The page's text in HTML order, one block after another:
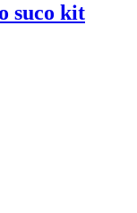
suco kit